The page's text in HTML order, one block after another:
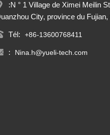
:N ° 1 Village de Ximei Meilin
City, province du Fujian,
Tél: +86-13600768411
: Nina.h@yueli-tech.com